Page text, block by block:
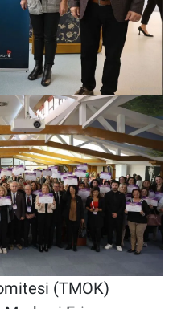
(TMOK)